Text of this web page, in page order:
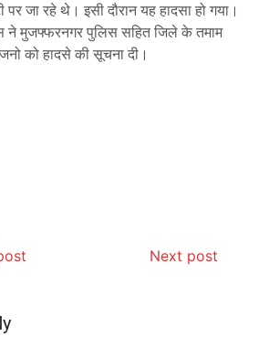
जा रहे थे। इसी दौरान यह हादसा हो गया।
ने मुजफ्फरनगर पुलिस सहित जिले के तमाम
को हादसे की सूचना दी।
Next post